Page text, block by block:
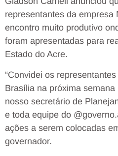
representantes da empresa
encontro muito produtivo
foram apresentadas para
Estado do Acre.
“Convidei os
Brasília na próxima
nosso secretário de
e toda equipe do
ações a serem colocadas
governador.